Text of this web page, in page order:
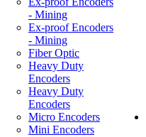
- Mining
Ex-proof Encoders
- Mining
Fiber Optic
Heavy Duty
Encoders
Heavy Duty
Encoders
Micro Encoders
Mini Encoders